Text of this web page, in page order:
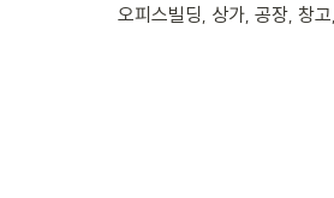
오피스빌딩, 상가, 공장, 창